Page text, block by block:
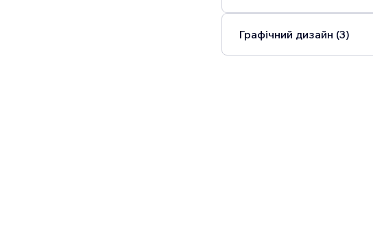
Графічний дизайн (3)